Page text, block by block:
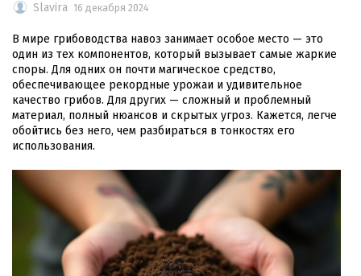
Slavira 16 декабря 2024
В мире грибоводства навоз занимает особое место — это
один из тех компонентов, который вызывает самые жаркие
споры. Для одних он почти магическое средство,
обеспечивающее рекордные урожаи и удивительное
качество грибов. Для других — сложный и проблемный
материал, полный нюансов и скрытых угроз. Кажется, легче
обойтись без него, чем разбираться в тонкостях его
использования.